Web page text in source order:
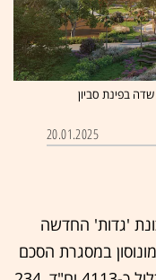
בפינת סביון
20.01.2025
'גדות' החדשה
במסגרת הסכם